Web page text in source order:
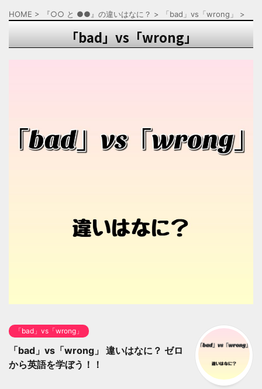
HOME > 『○○ と ●●』の違いはなに？ > 「bad」vs「wrong」 >
「bad」vs「wrong」
「bad」vs「wrong」
「bad」vs「wrong」 違いはなに？ ゼロ
から英語を学ぼう！！